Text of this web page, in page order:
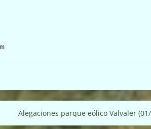
Alegaciones parque eólico Valvaler